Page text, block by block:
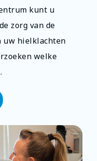
kunt u
zorg van de
uw hielklachten
welke